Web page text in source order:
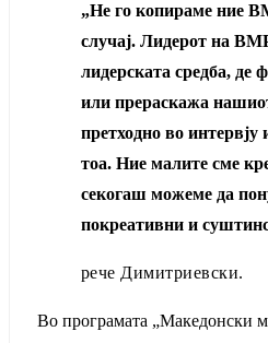
„Не го копираме ние
случај. Лидерот на
лидерската средба, де
или прераскажа
претходно во интервју
тоа. Ние малите сме
секогаш можеме да
покреативни и
рече Димитриевски.
Во програмата „Македонски